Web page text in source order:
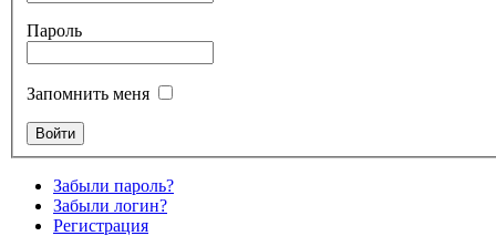
Пароль
Запомнить меня
Забыли пароль?
Забыли логин?
Регистрация